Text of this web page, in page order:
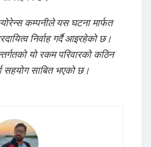
कम्पनीले यस घटना मार्फत
निर्वाह गर्दै आइरहेको छ।
यो रकम परिवारको कठिन
सहयोग साबित भएको छ।